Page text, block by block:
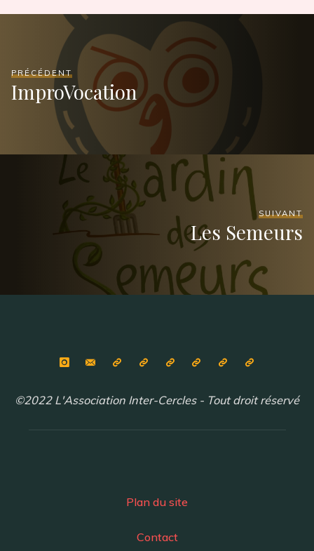
PRÉCÉDENT
ImproVocation
SUIVANT
Les Semeurs
©2022 L'Association Inter-Cercles - Tout droit réservé
Plan du site
Contact